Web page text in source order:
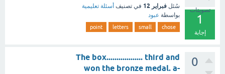
تصويتات
1
إجابة
سُئل فبراير 12 في تصنيف أسئلة تعليمية
بواسطة عبود
chose
small
letters
point
0
The box.................. third and
won the bronze medal. a-